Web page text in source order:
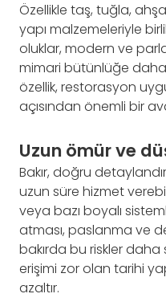
Özellikle taş, tuğla,
yapı malzemeleriyle
oluklar, modern ve
mimari bütünlüğe daha
özellik, restorasyon
açısından önemli bir
Uzun ömür ve
Bakır, doğru
uzun süre hizmet
veya bazı boyalı
atması, paslanma ve
bakırda bu riskler daha
erişimi zor olan tarihi
azaltır.